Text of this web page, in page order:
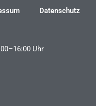
Datenschutz
Uhr